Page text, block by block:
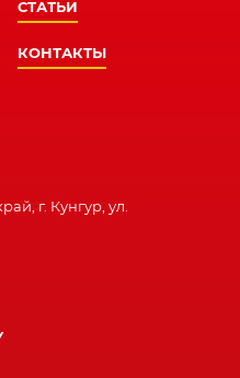
СТАТЬИ
КОНТАКТЫ
г. Кунгур, ул.